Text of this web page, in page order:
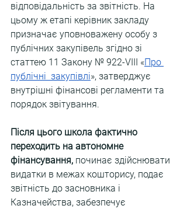
відповідальність за звітність. На
цьому ж етапі керівник закладу
призначає уповноважену особу з
публічних закупівель згідно зі
статтею 11 Закону № 922-VIII «Про
публічні  закупівлі», затверджує
внутрішні фінансові регламенти та
порядок звітування.
Після цього школа фактично
переходить на автономне
фінансування, починає здійснювати
видатки в межах кошторису, подає
звітність до засновника і
Казначейства, забезпечує